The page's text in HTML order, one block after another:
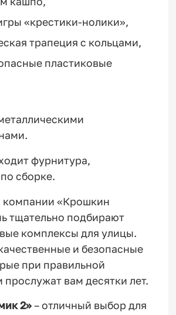
«крестики-нолики»,
трапеция с кольцами,
пластиковые
фурнитура,
сборке.
компании «Крошкин
тщательно подбирают
комплексы для улицы.
и безопасные
при правильной
прослужат вам десятки лет.
2»– отличный выбор для